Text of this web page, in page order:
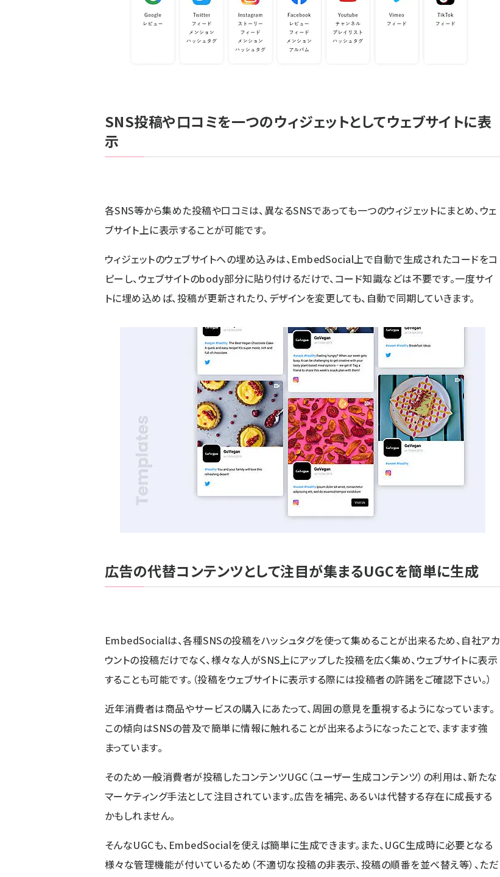
SNS投稿や口コミを一つのウィジェットとしてウェブサイトに表
示
各SNS等から集めた投稿や口コミは、異なるSNSであっても一つのウィジェットにまとめ、ウェ
ブサイト上に表示することが可能です。
ウィジェットのウェブサイトへの埋め込みは、EmbedSocial上で自動で生成されたコードをコ
ピーし、ウェブサイトのbody部分に貼り付けるだけで、コード知識などは不要です。一度サイ
トに埋め込めば、投稿が更新されたり、デザインを変更しても、自動で同期していきます。
広告の代替コンテンツとして注目が集まるUGCを簡単に生成
EmbedSocialは、各種SNSの投稿をハッシュタグを使って集めることが出来るため、自社アカ
ウントの投稿だけでなく、様々な人がSNS上にアップした投稿を広く集め、ウェブサイトに表示
することも可能です。（投稿をウェブサイトに表示する際には投稿者の許諾をご確認下さい。）
近年消費者は商品やサービスの購入にあたって、周囲の意見を重視するようになっています。
この傾向はSNSの普及で簡単に情報に触れることが出来るようになったことで、ますます強
まっています。
そのため一般消費者が投稿したコンテンツUGC（ユーザー生成コンテンツ）の利用は、新たな
マーケティング手法として注目されています。広告を補完、あるいは代替する存在に成長する
かもしれません。
そんなUGCも、EmbedSocialを使えば簡単に生成できます。また、UGC生成時に必要となる
様々な管理機能が付いているため（不適切な投稿の非表示、投稿の順番を並べ替え等）、ただ